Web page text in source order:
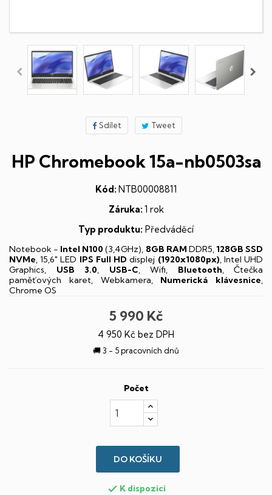
Sdílet Tweet
HP Chromebook 15a-nb0503sa
Kód: NTB00008811
Záruka: 1 rok
Typ produktu: Předváděcí
Notebook - Intel N100(3,4GHz), 8GB RAM DDR5,128GB SSD
NVMe, 15,6" LED IPS Full HD displej (1920x1080px), Intel UHD
Graphics, USB 3.0, USB-C, Wifi, Bluetooth, Čtečka
paměťových karet, Webkamera, Numerická klávesnice,
Chrome OS
5 990 Kč
4 950 Kč bez DPH
🚚 3 - 5 pracovních dnů
Počet
DO KOŠÍKU
 K dispozici